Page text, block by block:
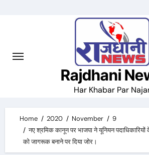
Rajdhani
Har Khabar Par
Home 2020 November
9
नए श्रमिक कानून पर भाजपा ने यूनियन
को जागरूक बनाने पर दिया जोर।